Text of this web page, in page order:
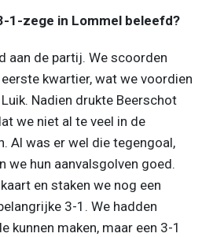
1-zege in Lommel beleefd?
aan de partij. We scoorden
kwartier, wat we voordien
Nadien drukte Beerschot
we niet al te veel in de
Al was er wel die tegengoal,
we hun aanvalsgolven goed.
en staken we nog een
3-1. We hadden
kunnen maken, maar een 3-1